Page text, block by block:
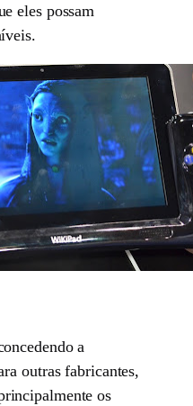
eles possam
a
outras fabricantes,
os